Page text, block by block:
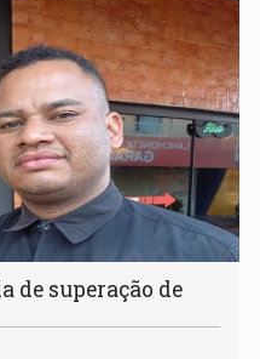
de superação de